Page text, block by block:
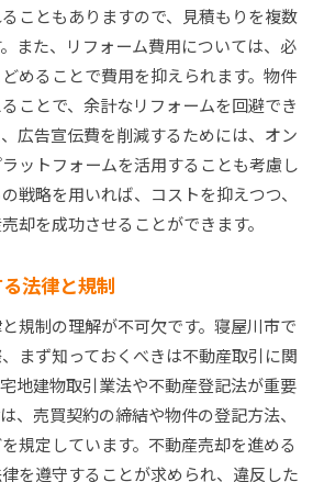
ドバイスでコスト削減
準備の費用を抑える
こともありますので、見積もりを複数
また、リフォーム費用については、必
めることで費用を抑えられます。物件
ことで、余計なリフォームを回避でき
広告宣伝費を削減するためには、オン
ットフォームを活用することも考慮し
戦略を用いれば、コストを抑えつつ、
却を成功させることができます。
法律と規制
規制の理解が不可欠です。寝屋川市で
まず知っておくべきは不動産取引に関
地建物取引業法や不動産登記法が重要
、売買契約の締結や物件の登記方法、
規定しています。不動産売却を進める
を遵守することが求められ、違反した